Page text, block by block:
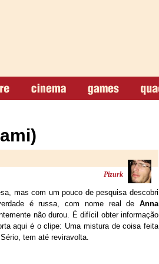
Pizurk
mas com um pouco de pesquisa descobri
é russa, com nome real de Anna
não durou. É difícil obter informação
aqui é o clipe: Uma mistura de coisa feita
tem até reviravolta.